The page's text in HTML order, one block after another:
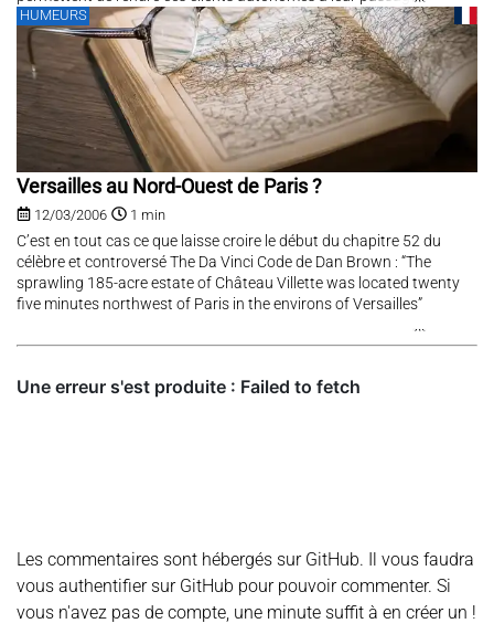
caisse.
HUMEURS
Versailles au Nord-Ouest de Paris ?
12/03/2006 1 min
C’est en tout cas ce que laisse croire le début du chapitre 52 du
célèbre et controversé The Da Vinci Code de Dan Brown : “The
sprawling 185-acre estate of Château Villette was located twenty
five minutes northwest of Paris in the environs of Versailles”
Les commentaires sont hébergés sur GitHub. Il vous faudra
vous authentifier sur GitHub pour pouvoir commenter. Si
vous n'avez pas de compte, une minute suffit à en créer un !